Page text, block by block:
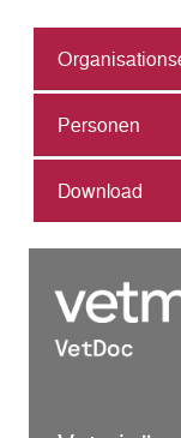
Personen
Download